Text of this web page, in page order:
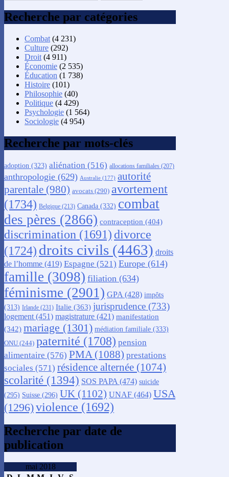
Recherche par catégories
Combat (4 231)
Culture (292)
Droit (4 911)
Économie (2 535)
Éducation (1 738)
Histoire (101)
Philosophie (40)
Politique (4 429)
Psychologie (1 564)
Sociologie (4 954)
Recherche par mots-clés
adoption (323) aliénation (516) allocations familiales (207)
anthropologie (629) Australie (177) autorité
parentale (980) avocats (290) avortement
(1734) Belgique (213) Canada (332) combat
des pères (2866) contraception (404)
discrimination (1691) divorce
(1724) droits civils (4463) droits
de l’homme (419) Espagne (521) Europe (614)
famille (3098) filiation (634)
féminisme (2901) GPA (428) impôts
(313) Irlande (231) Italie (363) jurisprudence (733)
logement (451) magistrature (421) manifestation
(342) mariage (1301) médiation familiale (333)
ONU (244) paternité (1708) pension
alimentaire (576) PMA (1088) prestations
sociales (571) résidence alternée (1074)
scolarité (1394) SOS PAPA (474) suicide
(295) Suisse (296) UK (1102) UNAF (464) USA
(1296)violence (1692)
Recherche par date de
publication
mai 2018